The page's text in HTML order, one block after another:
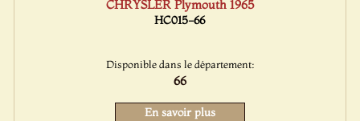
CHRYSLER Plymouth 1965
HC015-66
Disponible dans le département:
66
En savoir plus